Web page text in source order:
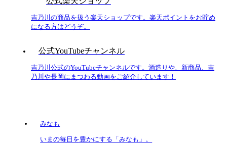
吉乃川の商品を扱う楽天ショップです。楽天ポイントをお貯め
になる方はどうぞ。
公式YouTubeチャンネル
吉乃川公式のYouTubeチャンネルです。酒造りや、新商品、吉
乃川や長岡にまつわる動画をご紹介しています！
みなも
いまの毎日を豊かにする「みなも」。